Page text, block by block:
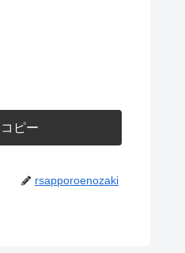
コピー
rsapporoenozaki